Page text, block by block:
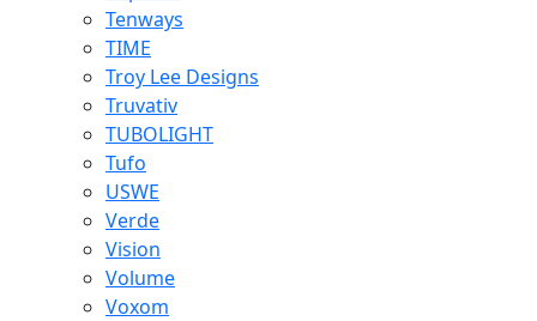
Tenways
TIME
Troy Lee Designs
Truvativ
TUBOLIGHT
Tufo
USWE
Verde
Vision
Volume
Voxom